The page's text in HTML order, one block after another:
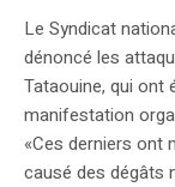
Le Syndicat
dénoncé les
Tataouine, qui ont
manifestation
«Ces derniers ont
causé des dégâts